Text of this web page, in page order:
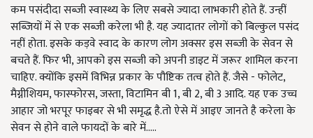
कम पसंदीदा सब्जी स्वास्थ्य के लिए सबसे ज्यादा लाभकारी होते हैं. उन्हीं
सब्जियों में से एक सब्जी करेला भी है. यह ज्यादातर लोगों को बिल्कुल पसंद
नहीं होता. इसके कड़वे स्वाद के कारण लोग अक्सर इस सब्जी के सेवन से
बचते हैं. फिर भी, आपको इस सब्जी को अपनी डाइट में जरूर शामिल करना
चाहिए. क्योंकि इसमें विभिन्न प्रकार के पौष्टिक तत्व होते हैं. जैसे - फोलेट,
मैग्नीशियम, फास्फोरस, जस्ता, विटामिन बी 1, बी 2, बी 3 आदि. यह एक उच्च
आहार जो भरपूर फाइबर से भी समृद्ध है.तो ऐसे में आइए जानते है करेला के
सेवन से होने वाले फायदों के बारे में.....